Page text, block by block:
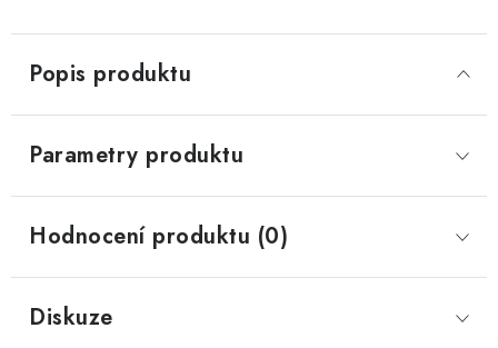
Popis produktu
Parametry produktu
Hodnocení produktu (0)
Diskuze